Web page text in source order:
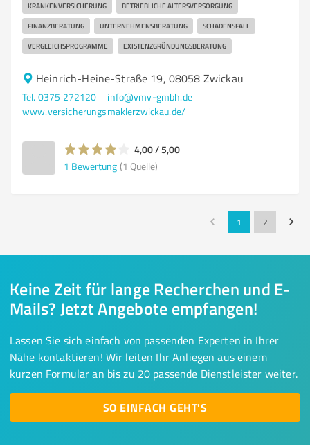
KRANKENVERSICHERUNG BETRIEBLICHE ALTERSVERSORGUNG
FINANZBERATUNG UNTERNEHMENSBERATUNG SCHADENSFALL
VERGLEICHSPROGRAMME EXISTENZGRÜNDUNGSBERATUNG
Heinrich-Heine-Straße 19, 08058 Zwickau
Tel. 0375 272120
info@vmv-gmbh.de
www.versicherungsmaklerzwickau.de/
4,00 / 5,00
1 Bewertung (1 Quelle)
1 2
Keine Zeit für lange Recherchen und E-
Mails? Jetzt Angebote empfangen!
Lassen Sie sich einfach von passenden Experten in Ihrer
Nähe kontaktieren! Wir leiten Ihr Anliegen aus einem
kurzen Formular an bis zu 20 passende Dienstleister weiter.
SO EINFACH GEHT'S